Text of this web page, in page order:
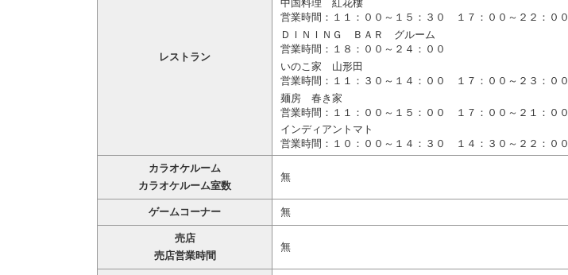
レストラン
中国料理 紅花樓
営業時間：１１：００～１５：３０ １７：００～２２：００
ＤＩＮＩＮＧ ＢＡＲ グルーム
営業時間：１８：００～２４：００
いのこ家 山形田
営業時間：１１：３０～１４：００ １７：００～２３：００
麺房 春き家
営業時間：１１：００～１５：００ １７：００～２１：００
インディアントマト
営業時間：１０：００～１４：３０ １４：３０～２２：００
カラオケルーム
カラオケルーム室数
無
ゲームコーナー 無
売店
売店営業時間
無